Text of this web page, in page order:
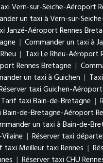
Vern-sur-Seiche-Aéroport
un taxi à Vern-sur-
Janzé-Aéroport Rennes
| Commander un taxi à
| Taxi Le Rheu-Aéroport
Rennes Bretagne |
un taxi à Guichen |
taxi Guichen-
Tarif taxi Bain-de-Bretagne |
de-Bretagne-Aéroport
un taxi à Bain-de-
| Réserver taxi
taxi Meilleur taxi Rennes |
| Réserver taxi CHU